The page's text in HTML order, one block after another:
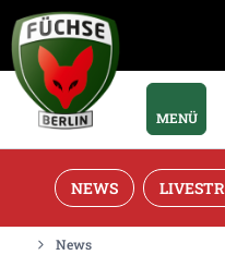
MENÜ
NEWS
News